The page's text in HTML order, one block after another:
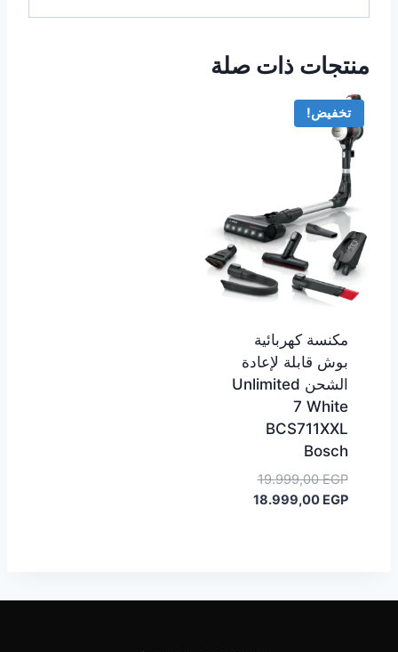
منتجات ذات صلة
تخفيض!
مكنسة كهربائية
بوش قابلة لإعادة
الشحن Unlimited
7 White
BCS711XXL
Bosch
19.999,00EGP
السعر
الأصلي18.999,00 EGP
السعر